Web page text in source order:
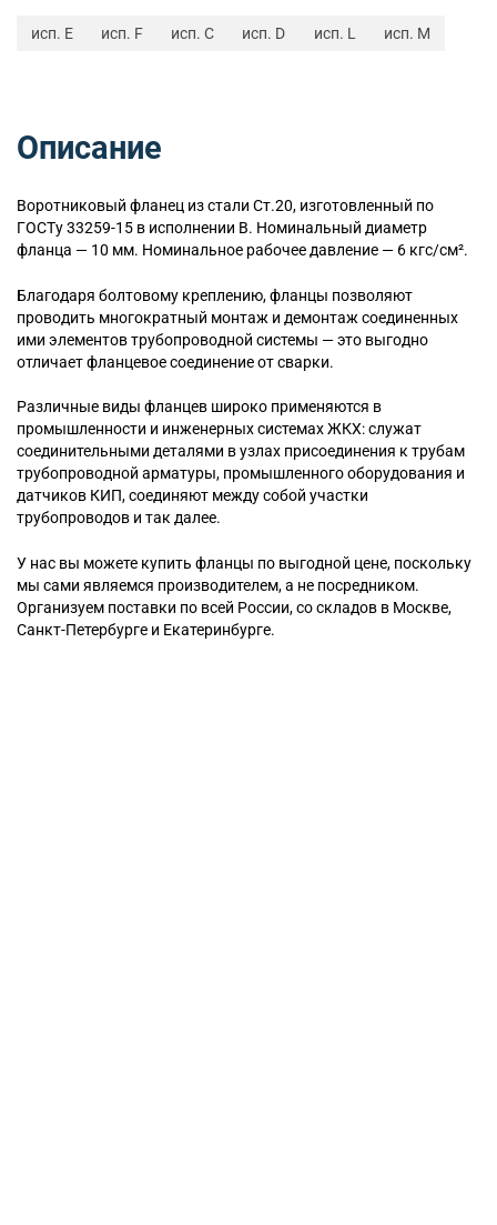
исп. E исп. F исп. C исп. D исп. L исп. M
Описание
Воротниковый фланец из стали Ст.20, изготовленный по
ГОСТу 33259-15 в исполнении B. Номинальный диаметр
фланца — 10 мм. Номинальное рабочее давление — 6 кгс/см².
Благодаря болтовому креплению, фланцы позволяют
проводить многократный монтаж и демонтаж соединенных
ими элементов трубопроводной системы — это выгодно
отличает фланцевое соединение от сварки.
Различные виды фланцев широко применяются в
промышленности и инженерных системах ЖКХ: служат
соединительными деталями в узлах присоединения к трубам
трубопроводной арматуры, промышленного оборудования и
датчиков КИП, соединяют между собой участки
трубопроводов и так далее.
У нас вы можете купить фланцы по выгодной цене, поскольку
мы сами являемся производителем, а не посредником.
Организуем поставки по всей России, со складов в Москве,
Санкт-Петербурге и Екатеринбурге.